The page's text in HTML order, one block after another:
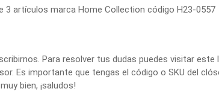
3 artículos marca Home Collection código H23-0557
Para resolver tus dudas puedes visitar este
Es importante que tengas el código o SKU del
bien, ¡saludos!